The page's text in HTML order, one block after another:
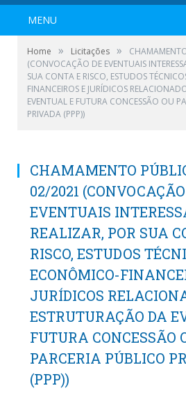
MENU
Home » Licitações »
(CONVOCAÇÃO DE EVENTUAIS
SUA CONTA E RISCO, ESTUDOS
FINANCEIROS E JURÍDICOS
EVENTUAL E FUTURA CONCESSÃO OU
PRIVADA (PPP))
CHAMAMENTO
02/2021
EVENTUAIS
REALIZAR, POR SUA
RISCO, ESTUDOS
ECONÔMICO-
JURÍDICOS
ESTRUTURAÇÃO DA
FUTURA CONCESSÃO
PARCERIA PÚBLICO
(PPP))